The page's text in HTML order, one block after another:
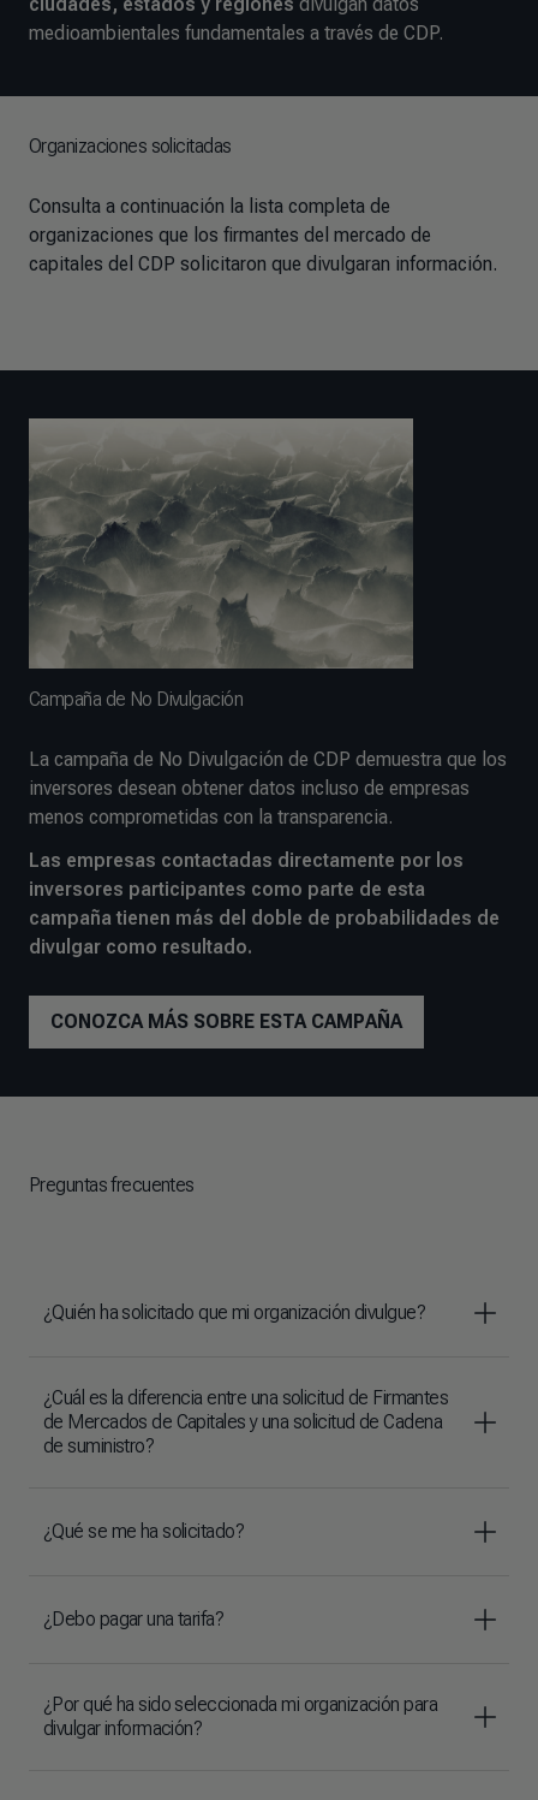
medioambientales fundamentales a través de CDP.
Organizaciones solicitadas
Consulta a continuación la lista completa de
organizaciones que los firmantes del mercado de
capitales del CDP solicitaron que divulgaran información.
Campaña de No Divulgación
La campaña de No Divulgación de CDP demuestra que los
inversores desean obtener datos incluso de empresas
menos comprometidas con la transparencia.
Las empresas contactadas directamente por los
inversores participantes como parte de esta
campaña tienen más del doble de probabilidades de
divulgar como resultado.
CONOZCA MÁS SOBRE ESTA CAMPAÑA
Preguntas frecuentes
¿Quién ha solicitado que mi organización divulgue?
¿Cuál es la diferencia entre una solicitud de Firmantes
de Mercados de Capitales y una solicitud de Cadena
de suministro?
¿Qué se me ha solicitado?
¿Debo pagar una tarifa?
¿Por qué ha sido seleccionada mi organización para
divulgar información?